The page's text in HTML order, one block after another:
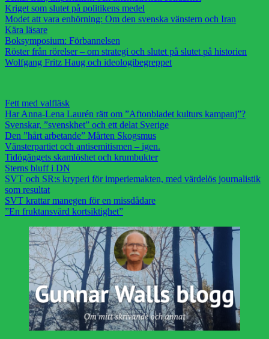
Kriget som slutet på politikens medel
Modet att vara enhörning: Om den svenska vänstern och Iran
Kära läsare
Boksymposium: Förbannelsen
Röster från rörelser – om strategi och slutet på slutet på historien
Wolfgang Fritz Haug och ideologibegreppet
Fett med valfläsk
Har Anna-Lena Laurén rätt om ”Aftonbladet kulturs kampanj”?
Svenskar, ”svenskhet” och ett delat Sverige
Den ”hårt arbetande” Mårten Skogsmus
Vänsterpartiet och antisemitismen – igen.
Tidögängets skamlöshet och krumbukter
Sterns bluff i DN
SVT och SR:s kryperi för imperiemakten, med värdelös journalistik
som resultat
SVT krattar manegen för en missdådare
”En fruktansvärd kortsiktighet”